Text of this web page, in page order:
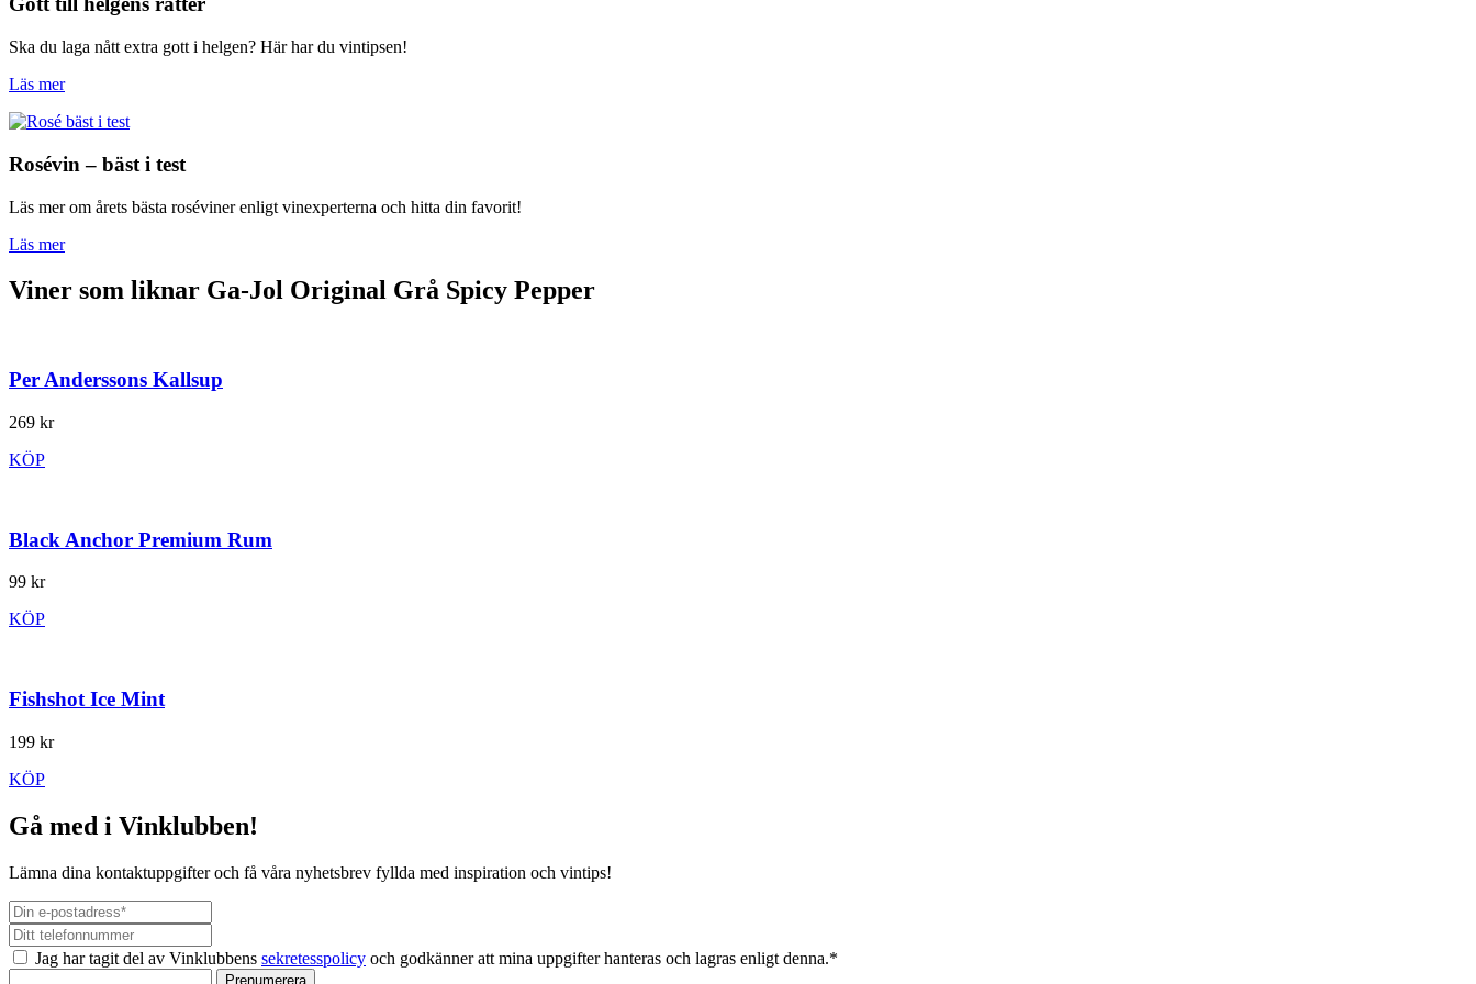
Ska du laga nått extra gott i helgen? Här har du vintipsen!
Läs mer
Rosévin – bäst i test
Läs mer om årets bästa roséviner enligt vinexperterna och hitta din favorit!
Läs mer
Viner som liknar Ga-Jol Original Grå Spicy Pepper
Per Anderssons Kallsup
269 kr
KÖP
Black Anchor Premium Rum
99 kr
KÖP
Fishshot Ice Mint
199 kr
KÖP
Gå med i Vinklubben!
Lämna dina kontaktuppgifter och få våra nyhetsbrev fyllda med inspiration och vintips!
Jag har tagit del av Vinklubbens sekretesspolicy och godkänner att mina uppgifter hanteras och lagras enligt denna.*
Prenumerera